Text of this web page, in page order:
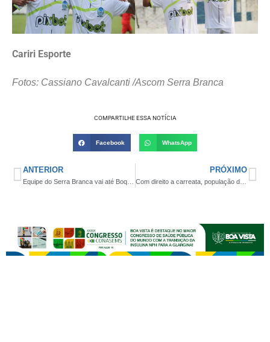
Cariri Esporte
Fotos: Cassiano Cavalcanti /Ascom Serra Branca
COMPARTILHE ESSA NOTÍCIA
Facebook WhatsApp
ANTERIOR PRÓXIMO